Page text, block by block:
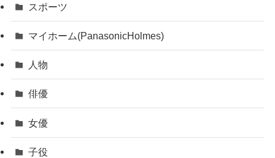
スポーツ
マイホーム(PanasonicHolmes)
人物
俳優
女優
子役